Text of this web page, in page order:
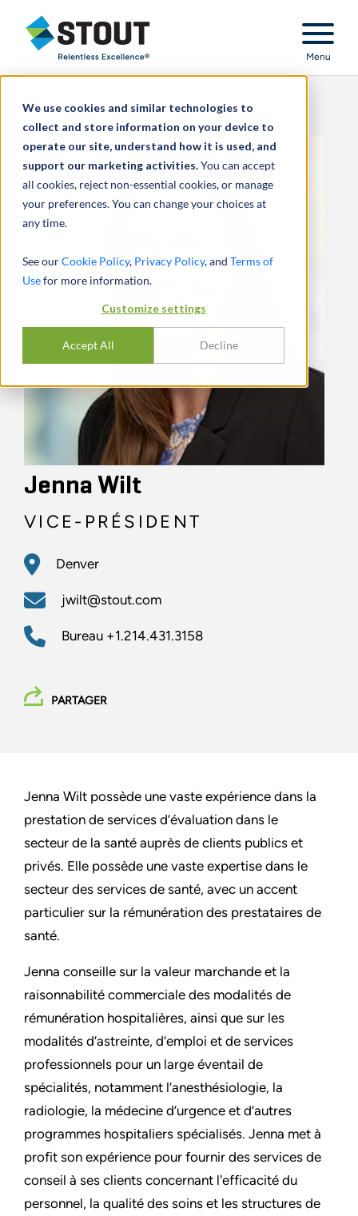
We use cookies and similar technologies to
collect and store information on your device to
operate our site, understand how it is used, and
support our marketing activities.You can accept
all cookies, reject non-essential cookies, or manage
your preferences. You can change your choices at
any time.
See ourCookie Policy, Privacy Policy, and Terms of
Usefor more information.
Customize settings
Accept All Decline
Stout Relentless Excellence
Menu
Jenna Wilt
VICE-PRÉSIDENT
Denver
jwilt@stout.com
Bureau +1.214.431.3158
PARTAGER
Jenna Wilt possède une vaste expérience dans la
prestation de services d’évaluation dans le
secteur de la santé auprès de clients publics et
privés. Elle possède une vaste expertise dans le
secteur des services de santé, avec un accent
particulier sur la rémunération des prestataires de
santé.
Jenna conseille sur la valeur marchande et la
raisonnabilité commerciale des modalités de
rémunération hospitalières, ainsi que sur les
modalités d’astreinte, d’emploi et de services
professionnels pour un large éventail de
spécialités, notamment l’anesthésiologie, la
radiologie, la médecine d’urgence et d’autres
programmes hospitaliers spécialisés. Jenna met à
profit son expérience pour fournir des services de
conseil à ses clients concernant l'efficacité du
personnel, la qualité des soins et les structures de